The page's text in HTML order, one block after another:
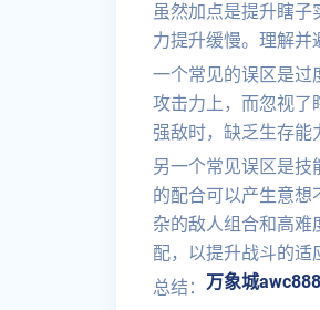
虽然加点是提升瞎
力提升缓慢。理解并
一个常见的误区是过
攻击力上，而忽视了
强敌时，缺乏生存能
另一个常见误区是
的配合可以产生意想
杂的敌人组合和高
配，以提升战斗的适
万象城awc888
总结：